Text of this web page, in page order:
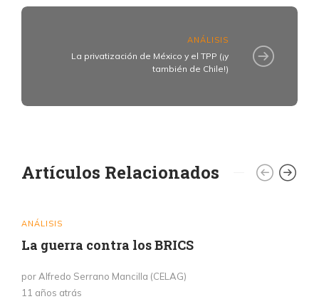
ANÁLISIS
La privatización de México y el TPP (¡y
también de Chile!)
Artículos Relacionados
ANÁLISIS
La guerra contra los BRICS
por Alfredo Serrano Mancilla (CELAG)
11 años atrás